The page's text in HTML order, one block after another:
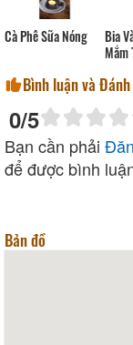
Cà Phê Sữa Nóng
Bia
Mắm
Bình luận và
0/5
Bạn cần phải
để được bình
Bản đồ